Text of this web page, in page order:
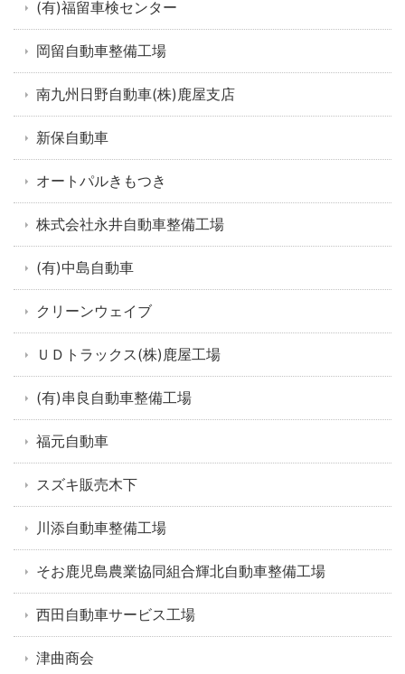
(有)福留車検センター
岡留自動車整備工場
南九州日野自動車(株)鹿屋支店
新保自動車
オートパルきもつき
株式会社永井自動車整備工場
(有)中島自動車
クリーンウェイブ
ＵＤトラックス(株)鹿屋工場
(有)串良自動車整備工場
福元自動車
スズキ販売木下
川添自動車整備工場
そお鹿児島農業協同組合輝北自動車整備工場
西田自動車サービス工場
津曲商会